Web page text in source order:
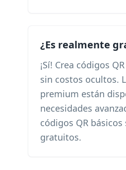
¿Es realmente
¡Sí! Crea códigos
sin costos ocultos.
premium están
necesidades
códigos QR
gratuitos.